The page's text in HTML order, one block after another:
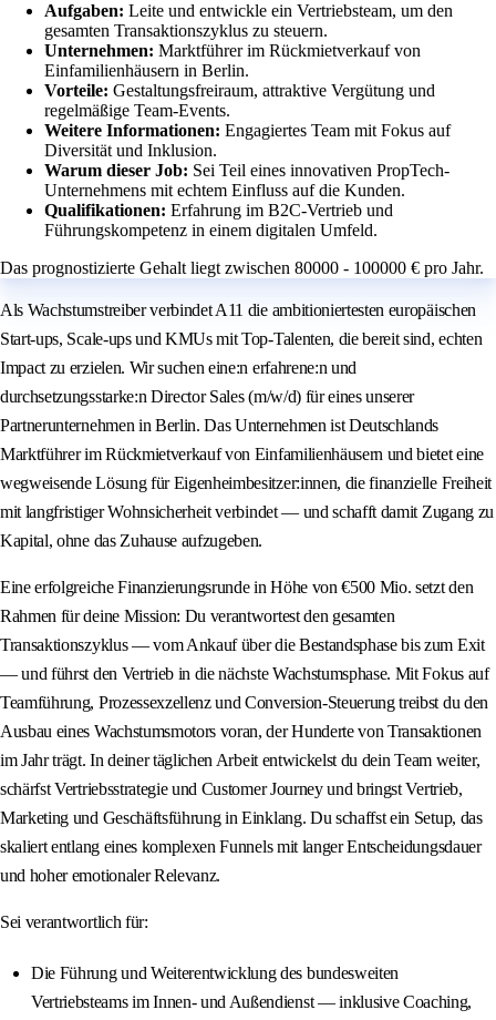
Aufgaben: Leite und entwickle ein Vertriebsteam, um den
gesamten Transaktionszyklus zu steuern.
Unternehmen: Marktführer im Rückmietverkauf von
Einfamilienhäusern in Berlin.
Vorteile: Gestaltungsfreiraum, attraktive Vergütung und
regelmäßige Team-Events.
Weitere Informationen: Engagiertes Team mit Fokus auf
Diversität und Inklusion.
Warum dieser Job: Sei Teil eines innovativen PropTech-
Unternehmens mit echtem Einfluss auf die Kunden.
Qualifikationen: Erfahrung im B2C-Vertrieb und
Führungskompetenz in einem digitalen Umfeld.
Das prognostizierte Gehalt liegt zwischen 80000 - 100000 € pro Jahr.
Als Wachstumstreiber verbindet A11 die ambitioniertesten europäischen
Start-ups, Scale-ups und KMUs mit Top-Talenten, die bereit sind, echten
Impact zu erzielen. Wir suchen eine:n erfahrene:n und
durchsetzungsstarke:n Director Sales (m/w/d) für eines unserer
Partnerunternehmen in Berlin. Das Unternehmen ist Deutschlands
Marktführer im Rückmietverkauf von Einfamilienhäusern und bietet eine
wegweisende Lösung für Eigenheimbesitzer:innen, die finanzielle Freiheit
mit langfristiger Wohnsicherheit verbindet — und schafft damit Zugang zu
Kapital, ohne das Zuhause aufzugeben.
Eine erfolgreiche Finanzierungsrunde in Höhe von €500 Mio. setzt den
Rahmen für deine Mission: Du verantwortest den gesamten
Transaktionszyklus — vom Ankauf über die Bestandsphase bis zum Exit
— und führst den Vertrieb in die nächste Wachstumsphase. Mit Fokus auf
Teamführung, Prozessexzellenz und Conversion-Steuerung treibst du den
Ausbau eines Wachstumsmotors voran, der Hunderte von Transaktionen
im Jahr trägt. In deiner täglichen Arbeit entwickelst du dein Team weiter,
schärfst Vertriebsstrategie und Customer Journey und bringst Vertrieb,
Marketing und Geschäftsführung in Einklang. Du schaffst ein Setup, das
skaliert entlang eines komplexen Funnels mit langer Entscheidungsdauer
und hoher emotionaler Relevanz.
Sei verantwortlich für:
Die Führung und Weiterentwicklung des bundesweiten
Vertriebsteams im Innen- und Außendienst — inklusive Coaching,